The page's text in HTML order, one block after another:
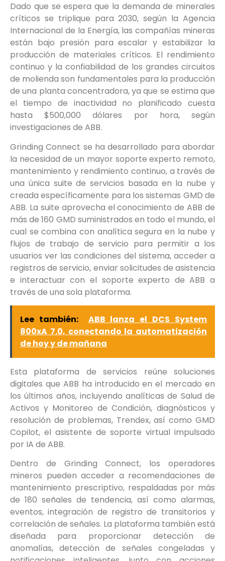
Dado que se espera que la demanda de minerales
críticos se triplique para 2030, según la Agencia
Internacional de la Energía, las compañías mineras
están bajo presión para escalar y estabilizar la
producción de materiales críticos. El rendimiento
continuo y la confiabilidad de los grandes circuitos
de molienda son fundamentales para la producción
de una planta concentradora, ya que se estima que
el tiempo de inactividad no planificado cuesta
hasta $500,000 dólares por hora, según
investigaciones de ABB.
Grinding Connect se ha desarrollado para abordar
la necesidad de un mayor soporte experto remoto,
mantenimiento y rendimiento continuo, a través de
una única suite de servicios basada en la nube y
creada específicamente para los sistemas GMD de
ABB. La suite aprovecha el conocimiento de ABB de
más de 160 GMD suministrados en todo el mundo, el
cual se combina con analítica segura en la nube y
flujos de trabajo de servicio para permitir a los
usuarios ver las condiciones del sistema, acceder a
registros de servicio, enviar solicitudes de asistencia
e interactuar con el soporte experto de ABB a
través de una sola plataforma.
Lee también:
ABB lanza el DCS System
800xA 7.0, conectando la automatización
de hoy y de mañana
Esta plataforma de servicios reúne soluciones
digitales que ABB ha introducido en el mercado en
los últimos años, incluyendo analíticas de Salud de
Activos y Monitoreo de Condición, diagnósticos y
resolución de problemas, Trendex, así como GMD
Copilot, el asistente de soporte virtual impulsado
por IA de ABB.
Dentro de Grinding Connect, los operadores
mineros pueden acceder a recomendaciones de
mantenimiento prescriptivo, respaldadas por más
de 180 señales de tendencia, así como alarmas,
eventos, integración de registro de transitorios y
correlación de señales. La plataforma también está
diseñada para proporcionar detección de
anomalías, detección de señales congeladas y